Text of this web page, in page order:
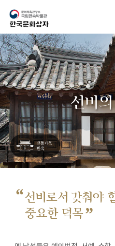
선비
“선비로서 갖춰야
중요한 덕목”